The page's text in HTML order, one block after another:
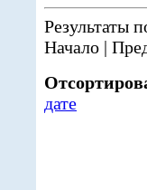
Результаты
Начало |
дате